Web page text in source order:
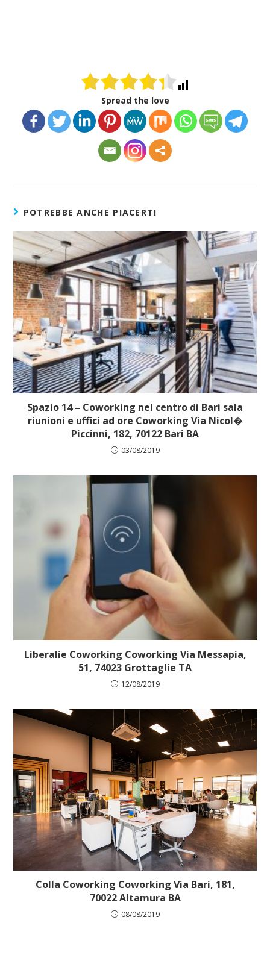
Spread the love
POTREBBE ANCHE PIACERTI
Spazio 14 – Coworking nel centro di Bari sala
riunioni e uffici ad ore Coworking Via Nicol�
Piccinni, 182, 70122 Bari BA
03/08/2019
Liberalie Coworking Coworking Via Messapia,
51, 74023 Grottaglie TA
12/08/2019
Colla Coworking Coworking Via Bari, 181,
70022 Altamura BA
08/08/2019